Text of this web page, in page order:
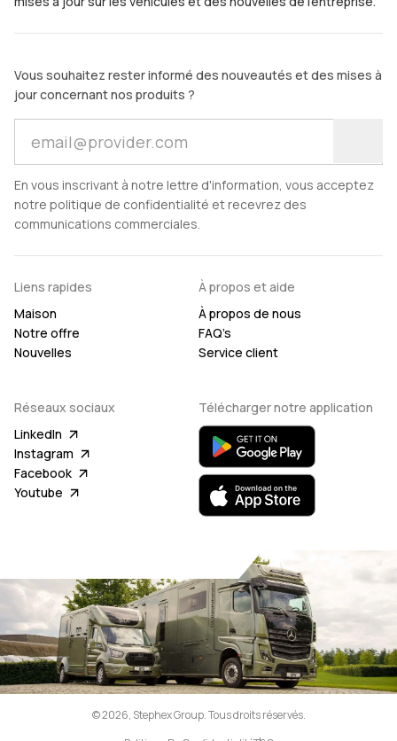
Vous souhaitez rester informé des nouveautés et des mises à
jour concernant nos produits ?
En vous inscrivant à notre lettre d'information, vous acceptez
notre politique de confidentialité et recevrez des
communications commerciales.
Liens rapides
Maison
Notre offre
Nouvelles
À propos et aide
À propos de nous
FAQ’s
Service client
Réseaux sociaux
LinkedIn
Instagram
Facebook
Youtube
Télécharger notre application
© 2026, Stephex Group. Tous droits réservés.